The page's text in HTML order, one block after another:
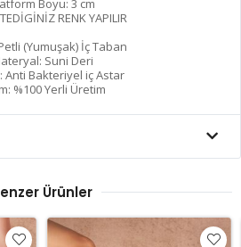
RENK YAPILIR
(Yumuşak) İç Taban
Suni Deri
Anti Bakteriyel iç Astar
%100 Yerli Üretim
Ürünler